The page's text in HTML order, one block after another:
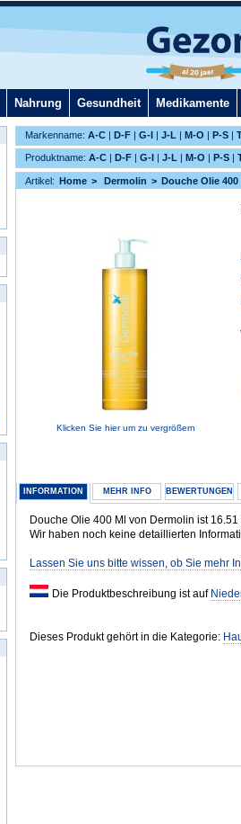
Nahrung Gesundheit Medikamente
Markenname: A-C | D-F | G-I | J-L | M-O | P-S |
Produktname: A-C | D-F | G-I | J-L | M-O | P-S |
Artikel: Home Dermolin Douche Olie 400
Klicken Sie hier um zu vergrößern
INFORMATION MEHR INFO BEWERTUNGEN
Douche Olie 400 Ml von Dermolin ist
Wir haben noch keine detaillierten
Lassen Sie uns bitte wissen, ob Sie mehr
Die Produktbeschreibung ist auf
Dieses Produkt gehört in die Kategorie: